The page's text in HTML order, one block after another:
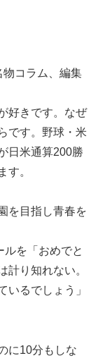
コラム、編集
好きです。なぜ
です。野球・米
日米通算200勝
す。
を目指し青春を
を「おめでと
計り知れない。
いるでしょう」
に10分もしな